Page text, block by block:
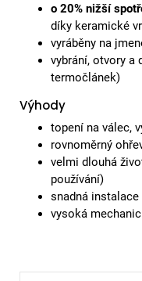
o 20% nižší
díky keramické
vyráběny na
vybrání, otvory a
termočlánek)
Výhody
topení na válec,
rovnoměrný
velmi dlouhá
používání)
snadná instalace
vysoká